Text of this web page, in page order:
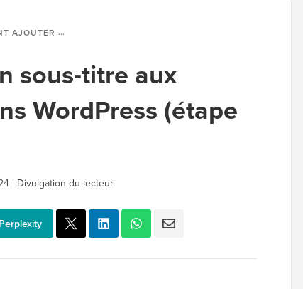
ET PAGES DANS WORDPRESS (ÉTAPE PAR ÉTAPE)
sous-titre aux
WordPress (étape
| Divulgation du lecteur
Perplexity